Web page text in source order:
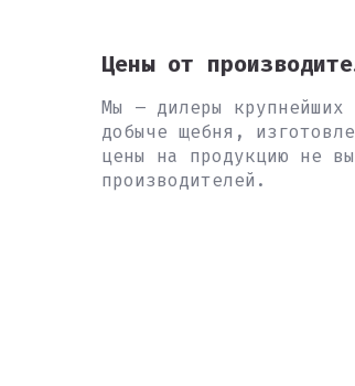
Цены от
Мы – дилеры крупнейших
добыче щебня,
цены на продукцию не
производителей.